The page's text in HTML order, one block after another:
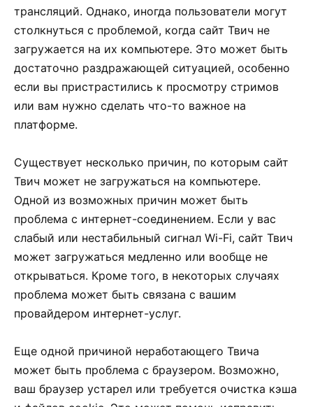
трансляций. Однако, иногда пользователи могут
столкнуться с проблемой, когда сайт Твич не
загружается на их компьютере. Это может быть
достаточно раздражающей ситуацией, особенно
если вы пристрастились к просмотру стримов
или вам нужно сделать что-то важное на
платформе.
Существует несколько причин, по которым сайт
Твич может не загружаться на компьютере.
Одной из возможных причин может быть
проблема с интернет-соединением. Если у вас
слабый или нестабильный сигнал Wi-Fi, сайт Твич
может загружаться медленно или вообще не
открываться. Кроме того, в некоторых случаях
проблема может быть связана с вашим
провайдером интернет-услуг.
Еще одной причиной неработающего Твича
может быть проблема с браузером. Возможно,
ваш браузер устарел или требуется очистка кэша